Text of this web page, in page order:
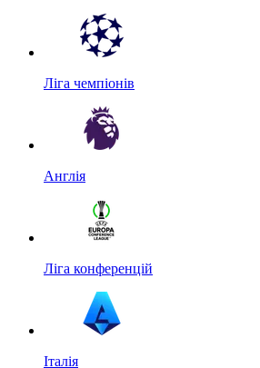
Ліга чемпіонів
Англія
Ліга конференцій
Італія